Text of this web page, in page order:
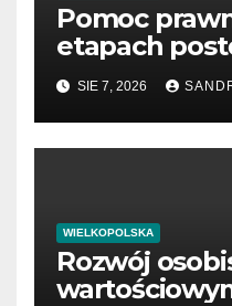
Pomoc
etapach
SIE 7, 2026
WIELKOPOLSKA
Rozwój